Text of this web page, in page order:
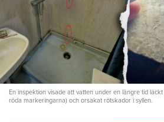
En inspektion visade att vatten under en längre tid
röda markeringarna) och orsakat rötskador i syllen.